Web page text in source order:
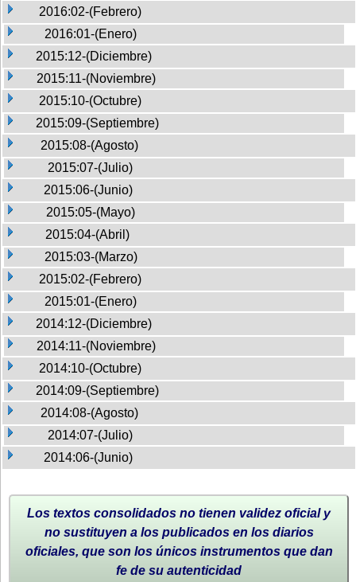
2016:02-(Febrero)
2016:01-(Enero)
2015:12-(Diciembre)
2015:11-(Noviembre)
2015:10-(Octubre)
2015:09-(Septiembre)
2015:08-(Agosto)
2015:07-(Julio)
2015:06-(Junio)
2015:05-(Mayo)
2015:04-(Abril)
2015:03-(Marzo)
2015:02-(Febrero)
2015:01-(Enero)
2014:12-(Diciembre)
2014:11-(Noviembre)
2014:10-(Octubre)
2014:09-(Septiembre)
2014:08-(Agosto)
2014:07-(Julio)
2014:06-(Junio)
Los textos consolidados no tienen validez oficial y
no sustituyen a los publicados en los diarios
oficiales, que son los únicos instrumentos que dan
fe de su autenticidad